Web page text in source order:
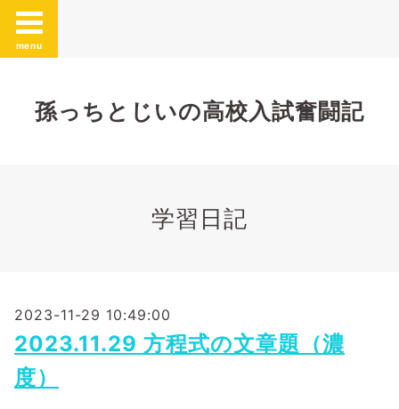
menu
孫っちとじいの高校入試奮闘記
学習日記
2023-11-29 10:49:00
2023.11.29 方程式の文章題（濃
度）